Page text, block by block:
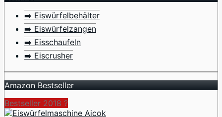
➡️ Eiswürfelbehälter
➡️ Eiswürfelzangen
➡️ Eisschaufeln
➡️ Eiscrusher
Amazon Bestseller
Bestseller 2018 ?